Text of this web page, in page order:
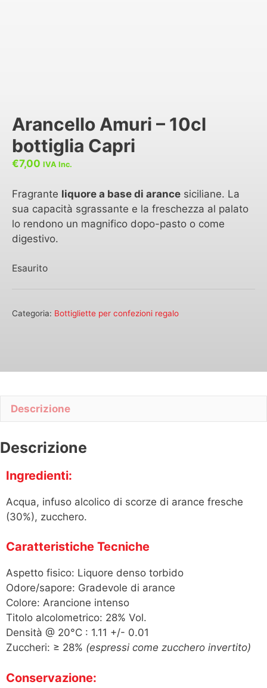
Arancello Amuri – 10cl
bottiglia Capri
€7,00 IVA Inc.
Fragrante liquore a base di arance siciliane. La
sua capacità sgrassante e la freschezza al palato
lo rendono un magnifico dopo-pasto o come
digestivo.
Esaurito
Categoria: Bottigliette per confezioni regalo
Descrizione
Descrizione
Ingredienti:
Acqua, infuso alcolico di scorze di arance fresche
(30%), zucchero.
Caratteristiche Tecniche
Aspetto fisico: Liquore denso torbido
Odore/sapore: Gradevole di arance
Colore: Arancione intenso
Titolo alcolometrico: 28% Vol.
Densità @ 20°C : 1.11 +/- 0.01
Zuccheri: ≥ 28% (espressi come zucchero invertito)
Conservazione: